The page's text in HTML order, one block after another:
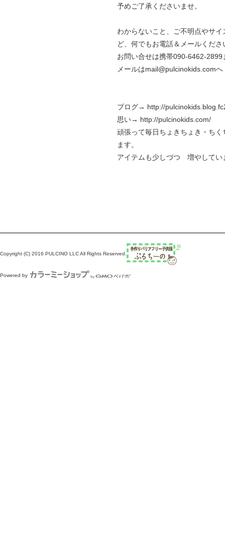
予めご了承くださいませ。
わからないこと、ご不明点やサイ
ど、何でもお電話＆メールくださ
お問い合せは携帯090-6462-2899
メールはmail@pulcinokids.comへ
ブログ→ http://
思い→ http://pulcinokids.com/
頑張って毎日ちょきちょき・ちく
ます。
アイテムも少しづつ 増やしてい
Copyright (C) 2016 PULCINO LLC All Rights Reserved.
Powered by